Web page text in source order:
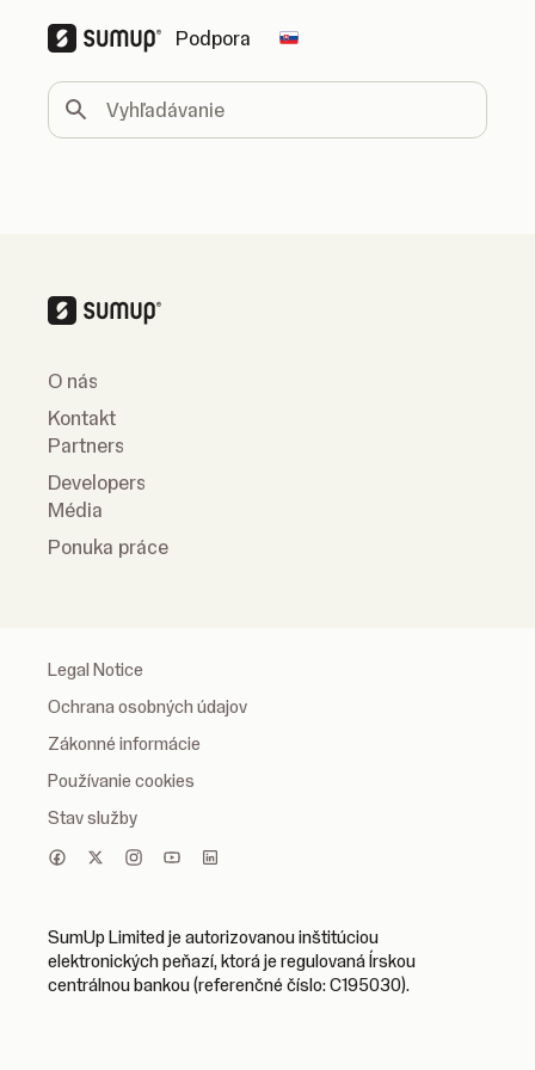
Podpora Change country
Vyhľadávanie
O nás
Kontakt
Partners
Developers
Média
Ponuka práce
Legal Notice
Ochrana osobných údajov
Zákonné informácie
Používanie cookies
Stav služby
SumUp Limited je autorizovanou inštitúciou
elektronických peňazí, ktorá je regulovaná Írskou
centrálnou bankou (referenčné číslo: C195030).